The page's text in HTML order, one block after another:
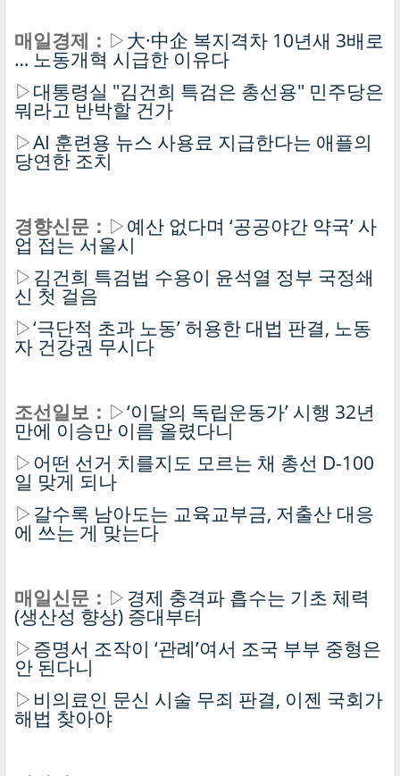
매일경제： ▷大·中企 복지격차 10년새 3배로
… 노동개혁 시급한 이유다
▷대통령실 "김건희 특검은 총선용" 민주당은
뭐라고 반박할 건가
▷AI 훈련용 뉴스 사용료 지급한다는 애플의
당연한 조치
경향신문： ▷예산 없다며 ‘공공야간 약국’ 사
업 접는 서울시
▷ 김건희 특검법 수용이 윤석열 정부 국정쇄
신 첫 걸음
▷‘극단적 초과 노동’ 허용한 대법 판결, 노동
자 건강권 무시다
조선일보： ▷‘이달의 독립운동가’ 시행 32년
만에 이승만 이름 올렸다니
▷어떤 선거 치를지도 모르는 채 총선 D-100
일 맞게 되나
▷ 갈수록 남아도는 교육교부금, 저출산 대응
에 쓰는 게 맞는다
매일신문： ▷경제 충격파 흡수는 기초 체력
(생산성 향상) 증대부터
▷증명서 조작이 ‘관례’여서 조국 부부 중형은
안 된다니
▷ 비의료인 문신 시술 무죄 판결, 이젠 국회가
해법 찾아야